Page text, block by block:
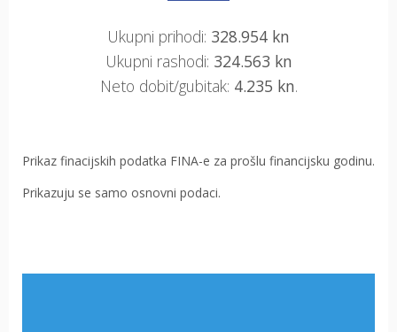
Ukupni prihodi: 328.954 kn
Ukupni rashodi: 324.563 kn
Neto dobit/gubitak: 4.235 kn.
Prikaz finacijskih podatka FINA-e za prošlu financijsku godinu.
Prikazuju se samo osnovni podaci.